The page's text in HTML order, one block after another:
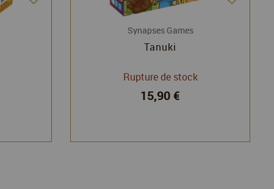
Synapses Games
Tanuki
Rupture de stock
15,90 €